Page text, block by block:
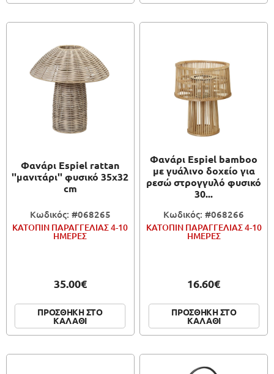
Φανάρι Espiel rattan
''μανιτάρι'' φυσικό 35x32
cm
Κωδικός: #068265
ΚΑΤΟΠΙΝ ΠΑΡΑΓΓΕΛΙΑΣ 4-10
ΗΜΕΡΕΣ
35.00€
ΠΡΟΣΘΗΚΗ ΣΤΟ
ΚΑΛΑΘΙ
Φανάρι Espiel bamboo
με γυάλινο δοχείο για
ρεσώ στρογγυλό φυσικό
30...
Κωδικός: #068266
ΚΑΤΟΠΙΝ ΠΑΡΑΓΓΕΛΙΑΣ 4-10
ΗΜΕΡΕΣ
16.60€
ΠΡΟΣΘΗΚΗ ΣΤΟ
ΚΑΛΑΘΙ